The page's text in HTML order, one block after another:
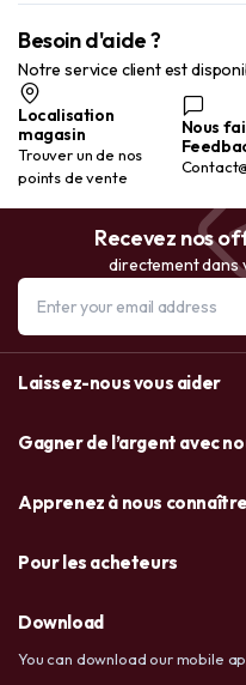
Besoin d'aide ?
Notre service client est
Localisation
magasin
Trouver un de nos
points de vente
Nous
Recevez nos
directement dans
Laissez-nous vous aider
Gagner de l’argent avec
Apprenez à nous connaître
Pour les acheteurs
Download
You can download our mobile